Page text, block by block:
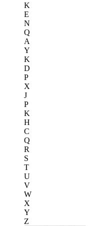
K
E
N
Q
A
Y
K
D
P
X
J
P
K
H
C
Q
R
S
T
U
V
W
X
Y
Z